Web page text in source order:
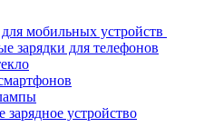
мобильных устройств
зарядки для телефонов
зарядное устройство